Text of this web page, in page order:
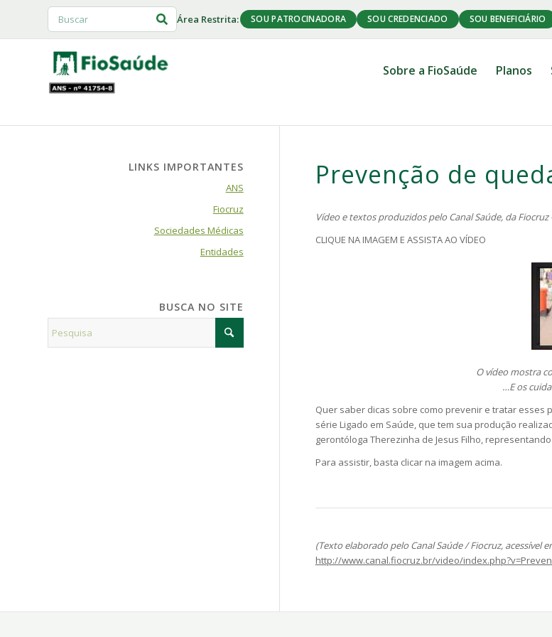
Área Restrita: SOU PATROCINADORA SOU CREDENCIADO SOU BENEFICIÁRIO
Sobre a FioSaúde Planos
Prevenção de
Vídeo e textos produzidos pelo Canal Saúde, da
CLIQUE NA IMAGEM E ASSISTA AO VÍDEO
O vídeo mostra
…E os
Quer saber dicas sobre como prevenir e tratar esses
série Ligado em Saúde, que tem sua produção
gerontóloga Therezinha de Jesus Filho, representando
Para assistir, basta clicar na imagem acima.
(Texto elaborado pelo Canal Saúde / Fiocruz, acessível
http://www.canal.fiocruz.br/video/
LINKS IMPORTANTES
ANS
Fiocruz
Sociedades Médicas
Entidades
BUSCA NO SITE